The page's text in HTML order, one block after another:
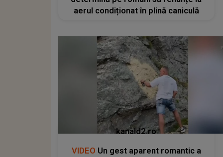
aerul condiționat în plină caniculă
kanald2.ro
VIDEO Un gest aparent romantic a